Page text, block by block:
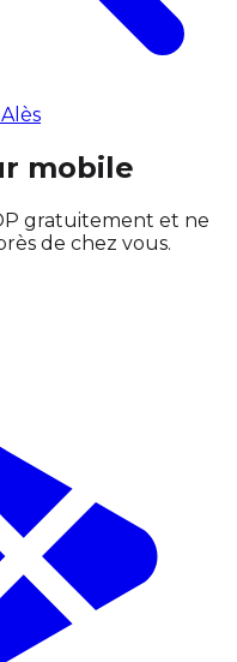
mobile
gratuitement et ne
de chez vous.